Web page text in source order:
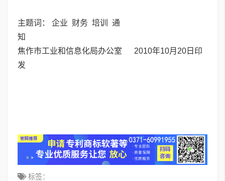
主题词： 企业 财务 培训 通
知
焦作市工业和信息化局办公室 2010年10月20日印
发
标签：